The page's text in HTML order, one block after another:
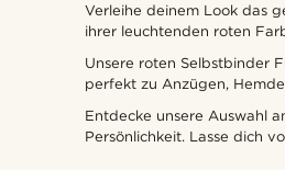
Verleihe deinem Look das
ihrer leuchtenden roten
Unsere roten Selbstbinder
perfekt zu Anzügen,
Entdecke unsere Auswahl
Persönlichkeit. Lasse dich